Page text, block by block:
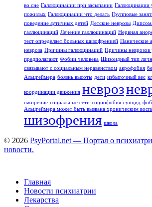
во сне Галлюцинации при засыпании Галлюцинации
пожилых Галлюцинации что делать Групповые
поведение аутичных детей Детские неврозы
галлюцинаций Лечение галлюцинаций Нервная
тест определяет больных шизофренией Панические
невроза Причины галлюцинаций Причины неврозов
предполагают Фобии человека Шизоидный тип
связывают с социальным неравенством акрофобия
Альцгеймера боязнь высоты дети избыточный вес
координации движения невроз
ожирение социальные сети социофобия суицид
Альцгеймера может быть вызвана хроническим
шизофрения школа
© 2026 PsyPortal.net — Портал о
новости.
Главная
Новости психиатрии
Лекарства